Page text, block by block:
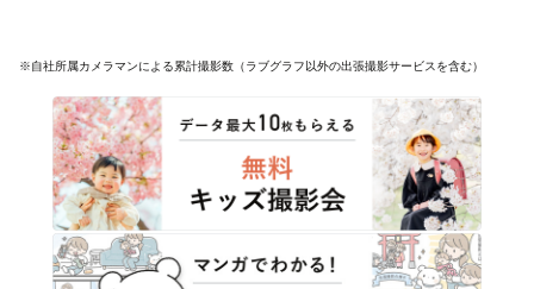
※自社所属カメラマンによる累計撮影数（ラブグラフ以外の出張撮影サービスを含む）